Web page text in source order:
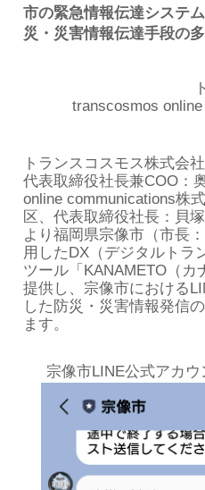
市の緊急情報伝達システ
災・災害情報伝達手段の
transcosmos
トランスコスモス株式会
代表取締役社長兼COO：
online communications株
区、代表取締役社長：貝
より福岡県宗像市（市長
用したDX（デジタルトラ
ツール「KANAMETO（カ
提供し、宗像市における
した防災・災害情報発信
ます。
宗像市LINE公式アカ